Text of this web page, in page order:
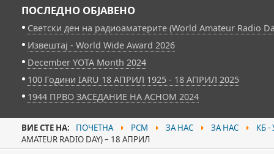
ПОСЛЕДНО ОБЈАВЕНО
Светски ден на радиоаматерите (World Amateur Radio
Извештај - World Wide Award 2026
December YOTA Month 2024
100 Години IARU 18 АПРИЛ 1925 - 18 АПРИЛ 2025
1944 ПРВО ЗАСЕДАНИЕ НА АСНОМ 2024
ВИЕ СТЕ НА: ПОЧЕТНА РСМ ЗА НАС ЗА НАС
КБ -
AMATEUR RADIO DAY) – 18 АПРИЛ